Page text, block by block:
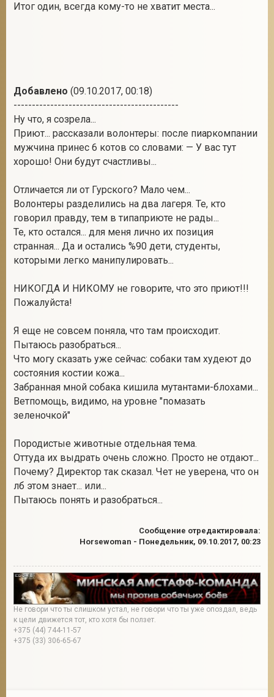
Итог один, всегда кому-то не хватит места...
Добавлено (09.10.2017, 00:18)
---------------------------------------------
Ну что, я созрела...
Приют... рассказали волонтеры: после пиаркомпании
мужчина принес 6 котов со словами: — У вас тут
хорошо! Они будут счастливы...
Отличается ли от Гурского? Мало чем...
Волонтеры разделились на два лагеря. Те, кто
говорил правду, тем в типаприюте не рады...
Те, кто остался... для меня лично их позиция
странная... Да и остались %90 дети, студенты,
которыми легко манипулировать...
НИКОГДА И НИКОМУ не говорите, что это приют!!!
Пожалуйста!
Я еще не совсем поняла, что там происходит.
Пытаюсь разобраться...
Что могу сказать уже сейчас: собаки там худеют до
состояния костии кожа...
Забранная мной собака кишила мутантами-блохами...
Ветпомощь, видимо, на уровне "помазать
зеленочкой"
Породистые животные отдельная тема.
Оттуда их выдрать очень сложно. Просто не отдают...
Почему? Директор так сказал. Чет не уверена, что он
лб этом знает... или...
Пытаюсь понять и разобраться...
Сообщение отредактировала:
Horsewoman - Понедельник, 09.10.2017, 00:23
Не говори что ты слишком устал, не говори что ты уже опоздал, ведь
к цели движется тот, кто хотя бы ползет.
+375 (44) 744-11-57
+375 (33) 306-65-67